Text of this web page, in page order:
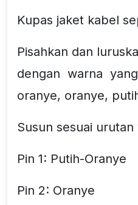
Kupas jaket kabel
Pisahkan dan
dengan warna
oranye, oranye,
Susun sesuai
Pin 1: Putih-Oranye
Pin 2: Oranye